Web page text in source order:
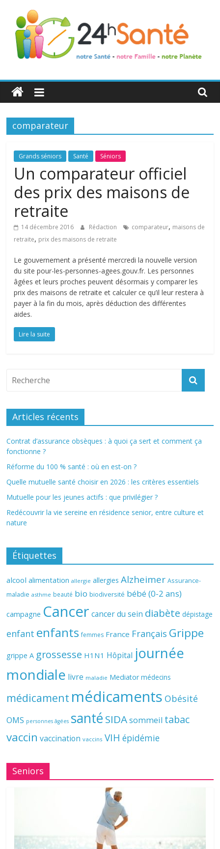
24h
Santé
La
de
toute
famille
comparateur
Grands séniors Santé Séniors
Un comparateur officiel
des prix des maisons de
retraite
14 décembre 2016 Rédaction comparateur, maisons de
retraite, prix des maisons de retraite
Le gouvernement a présenté mercredi la nouvelle version
du site pour-les-personnes-agees.gouv.fr. Les personnes
âgées et leurs proches peuvent désormais y comparer les
prix des maisons de retraite et calculer ce qu’il leur restera à
payer à la fin du mois, après déduction des différentes
aides.
Lire la suite
Articles récents
Contrat d’assurance obsèques : à quoi ça sert et comment ça
fonctionne ?
Réforme du 100 % santé : où en est-on ?
Quelle mutuelle santé choisir en 2026 : les critères essentiels
Mutuelle pour les jeunes actifs : que privilégier ?
Redécouvrir la vie sereine en résidence senior, entre culture et
nature
Étiquettes
alcool alimentation allergie allergies Alzheimer Assurance-
maladie asthme beauté bio biodiversité bébé (0-2 ans)
campagne Cancer cancer du sein diabète dépistage
enfant enfants femmes France Français Grippe
grippe A grossesse H1N1 Hôpital journée
mondiale livre maladie Mediator médecins
médicament médicaments Obésité
OMS personnes âgées santé SIDAsommeil tabac
vaccin vaccination vaccins VIH épidémie
Seniors